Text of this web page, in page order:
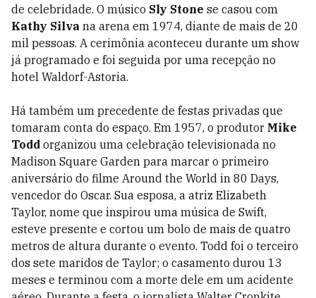
de celebridade. O músico Sly Stone se casou com
Kathy Silva na arena em 1974, diante de mais de 20
mil pessoas. A cerimônia aconteceu durante um show
já programado e foi seguida por uma recepção no
hotel Waldorf-Astoria.
Há também um precedente de festas privadas que
tomaram conta do espaço. Em 1957, o produtor Mike
Todd organizou uma celebração televisionada no
Madison Square Garden para marcar o primeiro
aniversário do filme Around the World in 80 Days,
vencedor do Oscar. Sua esposa, a atriz Elizabeth
Taylor, nome que inspirou uma música de Swift,
esteve presente e cortou um bolo de mais de quatro
metros de altura durante o evento. Todd foi o terceiro
dos sete maridos de Taylor; o casamento durou 13
meses e terminou com a morte dele em um acidente